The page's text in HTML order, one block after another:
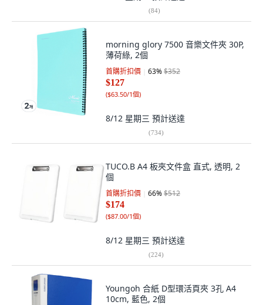
(84)
morning glory 7500 音樂文件夾 30P,
薄荷綠, 2個
首購折扣價 63%$352
$127
($63.50/1個)
8/12 星期三 預計送達
(734)
TUCO.B A4 板夾文件盒 直式, 透明, 2
個
首購折扣價 66%$512
$174
($87.00/1個)
8/12 星期三 預計送達
(224)
Youngoh 合紙 D型環活頁夾 3孔 A4
10cm, 藍色, 2個